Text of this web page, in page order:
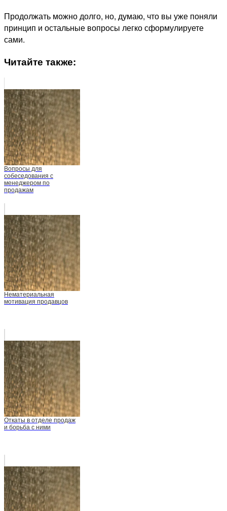
Продолжать можно долго, но, думаю, что вы уже поняли
принцип и остальные вопросы легко сформулируете
сами.
Читайте также:
Вопросы для
собеседования с
менеджером по
продажам
Нематериальная
мотивация продавцов
Откаты в отделе продаж
и борьба с ними